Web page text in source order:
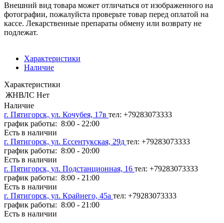
Внешний вид товара может отличаться от изображенного на
фотографии, пожалуйста проверьте товар перед оплатой на
кассе. Лекарственные препараты обмену или возврату не
подлежат.
Характеристики
Наличие
Характеристики
ЖНВЛС Нет
Наличие
г. Пятигорск, ул. Кочубея, 17в тел: +79283073333
график работы: 8:00 - 22:00
Есть в наличии
г. Пятигорск, ул. Ессентукская, 29д тел: +79283073333
график работы: 8:00 - 20:00
Есть в наличии
г. Пятигорск, ул. Подстанционная, 16 тел: +79283073333
график работы: 8:00 - 21:00
Есть в наличии
г. Пятигорск, ул. Крайнего, 45а тел: +79283073333
график работы: 8:00 - 21:00
Есть в наличии